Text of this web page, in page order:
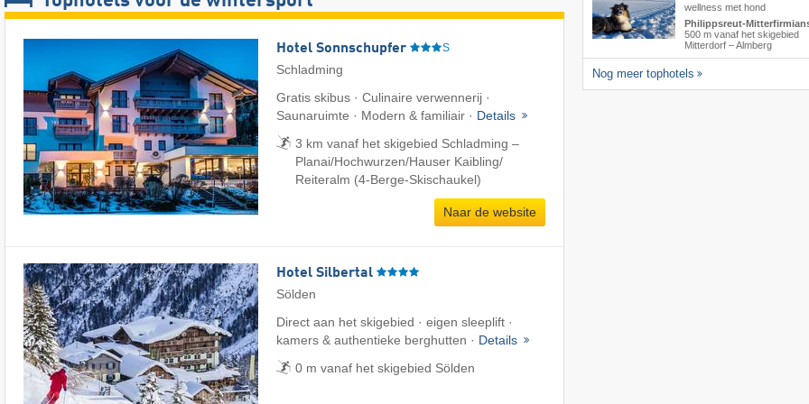
Hotel Sonnschupfer S
Schladming
Gratis skibus · Culinaire verwennerij ·
Saunaruimte · Modern & familiair · Details
3 km vanaf het skigebied Schladming –
Planai/​Hochwurzen/​Hauser Kaibling/​
Reiteralm (4-Berge-Skischaukel)
Naar de website
Hotel Silbertal
Sölden
Direct aan het skigebied · eigen sleeplift ·
kamers & authentieke berghutten · Details
0 m vanaf het skigebied Sölden
wellness met hond
Philippsreut-
500 m vanaf het skigebied
Mitterdorf – Almberg
Nog meer tophotels